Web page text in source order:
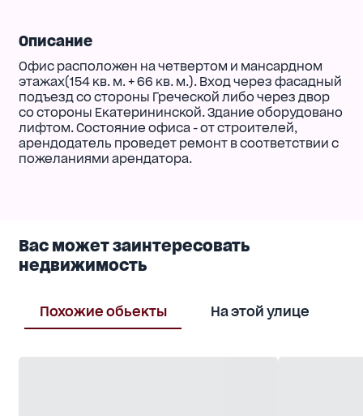
Описание
Офис расположен на четвертом и мансардном
этажах(154 кв. м. + 66 кв. м.). Вход через фасадный
подъезд со стороны Греческой либо через двор
со стороны Екатерининской. Здание оборудовано
лифтом. Состояние офиса - от строителей,
арендодатель проведет ремонт в соответствии с
пожеланиями арендатора.
Вас может заинтересовать
недвижимость
Похожие обьекты На этой улице